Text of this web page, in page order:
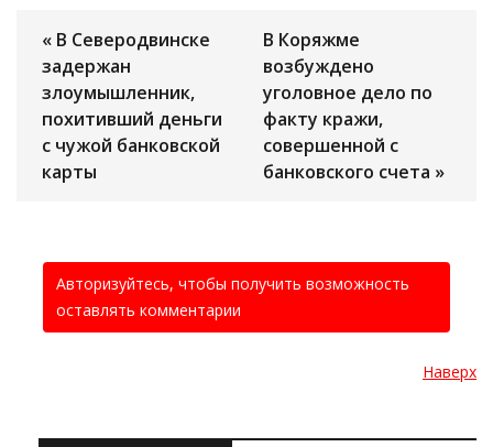
« В Северодвинске
задержан
злоумышленник,
похитивший деньги
с чужой банковской
карты
В Коряжме
возбуждено
уголовное дело по
факту кражи,
совершенной с
банковского счета »
Авторизуйтесь, чтобы получить возможность
оставлять комментарии
Наверх